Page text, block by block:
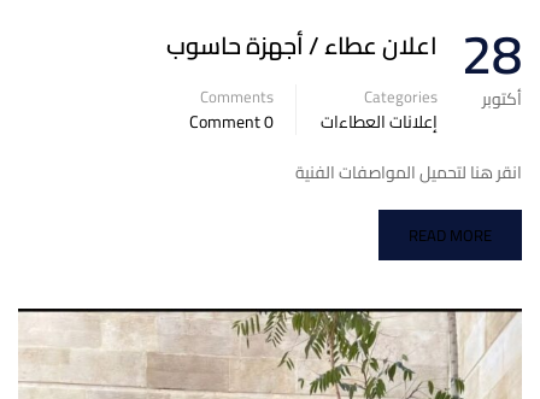
28
أكتوبر
اعلان عطاء / أجهزة حاسوب
Categories
إعلانات العطاءات
Comments
0 Comment
انقر هنا لتحميل المواصفات الفنية
READ MORE